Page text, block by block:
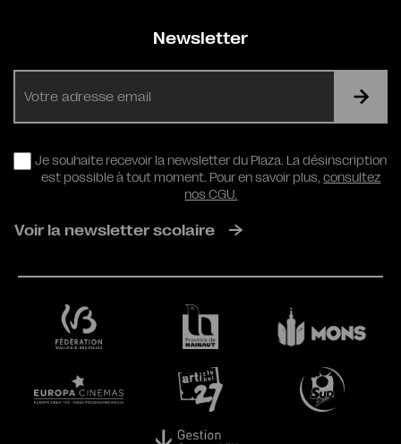
Newsletter
RGPD
Je souhaite recevoir la newsletter du Plaza. La désinscription
est possible à tout moment. Pour en savoir plus,consultez
nos CGU.
Voir la newsletter scolaire